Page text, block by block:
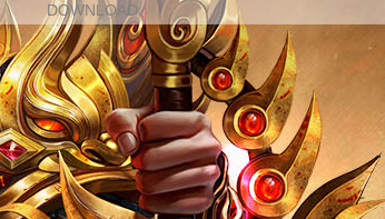
DOWNLOAD